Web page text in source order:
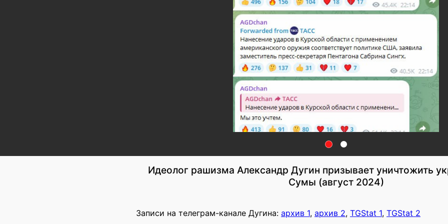
Идеолог рашизма Александр Дугин призывает уничтожить
Сумы (август 2024)
Записи на телеграм-канале Дугина: архив 1, архив 2, TGStat 1, TGStat 2